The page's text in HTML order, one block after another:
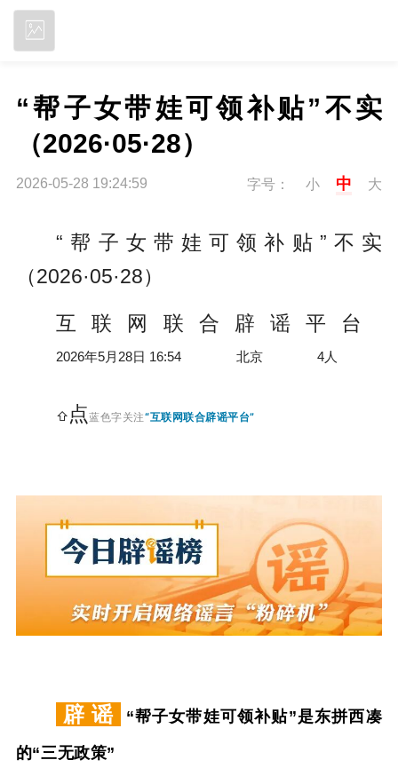
“帮子女带娃可领补贴”不实
（2026·05·28）
2026-05-28 19:24:59 字号： 小 中 大
“帮子女带娃可领补贴”不实
（2026·05·28）
互联网联合辟谣平台
2026年5月28日 16:54 北京 4人
⇧ 点蓝色字关注“互联网联合辟谣平台”
辟 谣 “帮子女带娃可领补贴”是东拼西凑
的“三无政策”